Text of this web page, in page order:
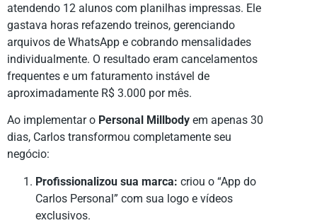
atendendo 12 alunos com planilhas impressas. Ele
gastava horas refazendo treinos, gerenciando
arquivos de WhatsApp e cobrando mensalidades
individualmente. O resultado eram cancelamentos
frequentes e um faturamento instável de
aproximadamente R$ 3.000 por mês.
Ao implementar o Personal Millbody em apenas 30
dias, Carlos transformou completamente seu
negócio:
Profissionalizou sua marca: criou o “App do
Carlos Personal” com sua logo e vídeos
exclusivos.